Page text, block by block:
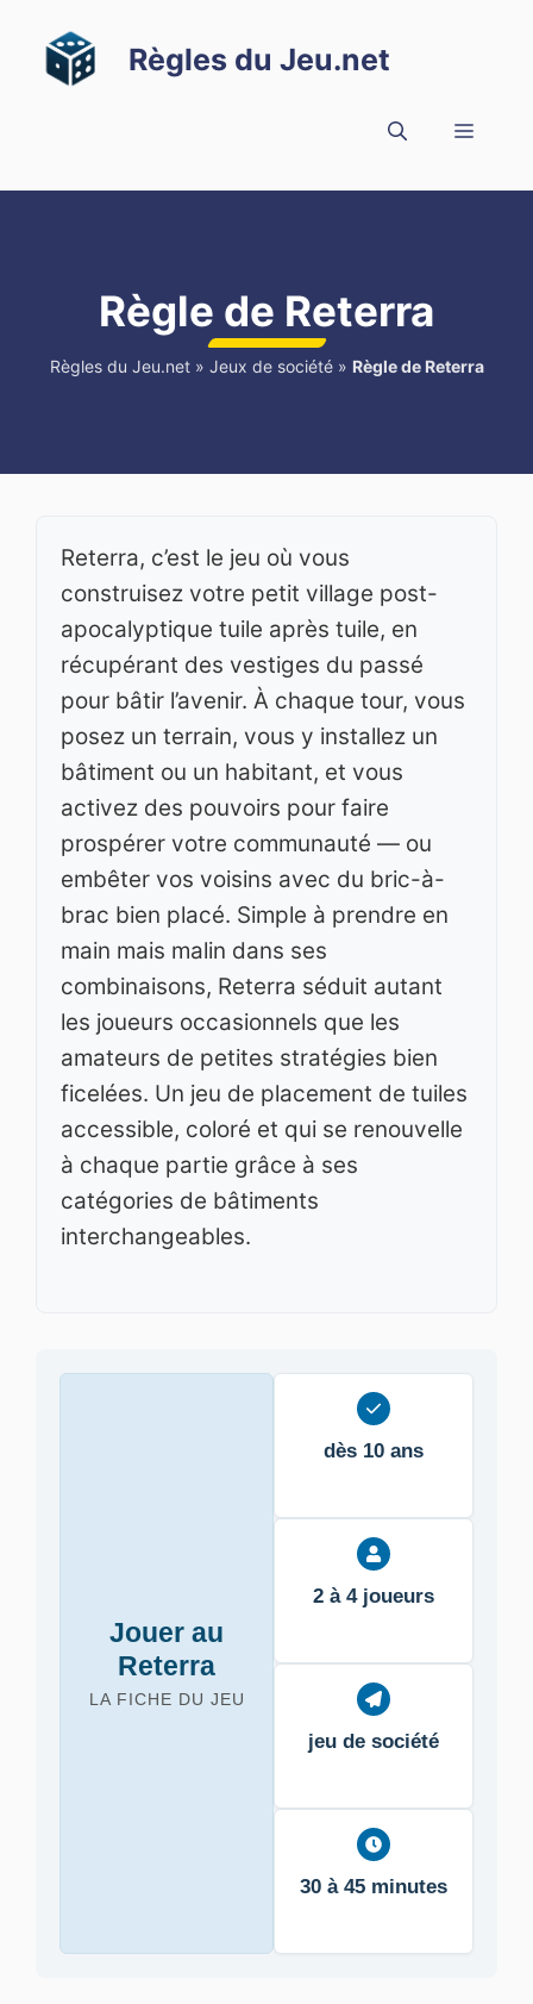
contenu
Règles du Jeu.net
Menu
Règle de Reterra
Règles du Jeu.net» Jeux de société» Règle de Reterra
Reterra, c’est le jeu où vous
construisez votre petit village post-
apocalyptique tuile après tuile, en
récupérant des vestiges du passé
pour bâtir l’avenir. À chaque tour, vous
posez un terrain, vous y installez un
bâtiment ou un habitant, et vous
activez des pouvoirs pour faire
prospérer votre communauté — ou
embêter vos voisins avec du bric-à-
brac bien placé. Simple à prendre en
main mais malin dans ses
combinaisons, Reterra séduit autant
les joueurs occasionnels que les
amateurs de petites stratégies bien
ficelées. Un jeu de placement de tuiles
accessible, coloré et qui se renouvelle
à chaque partie grâce à ses
catégories de bâtiments
interchangeables.
Jouer au
Reterra
LA FICHE DU JEU
dès 10 ans
2 à 4 joueurs
jeu de société
30 à 45 minutes